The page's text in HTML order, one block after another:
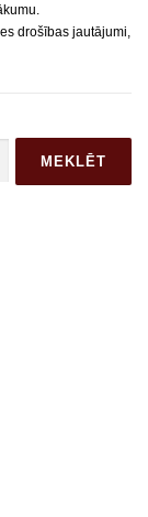
drošības jautājumi,